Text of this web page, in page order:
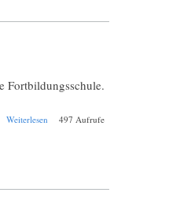
Fortbildungsschule.
Weiterlesen über Schul-
497 Aufrufe